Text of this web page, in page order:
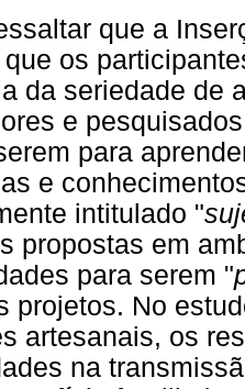
que a
os
da seriedade de
e
para
e
intitulado "
propostas em
para serem "
projetos. No
artesanais, os
na